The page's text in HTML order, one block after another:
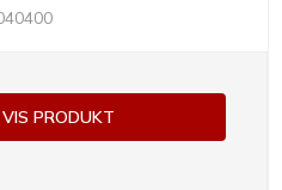
VIS PRODUKT